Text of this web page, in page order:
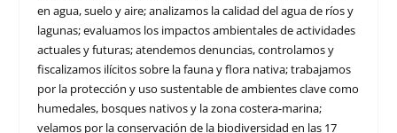
en agua, suelo y aire; analizamos la calidad del agua de ríos y
lagunas; evaluamos los impactos ambientales de actividades
actuales y futuras; atendemos denuncias, controlamos y
fiscalizamos ilícitos sobre la fauna y flora nativa; trabajamos
por la protección y uso sustentable de ambientes clave como
humedales, bosques nativos y la zona costera-marina;
velamos por la conservación de la biodiversidad en las 17